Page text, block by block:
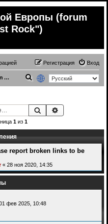
Европы (forum
Rock")
Вход
Регистрация
Chanson (lossless)
с
Поиск
1из 1
report broken links to be
« 28 ноя 2020, 14:35
фев 2025, 10:48